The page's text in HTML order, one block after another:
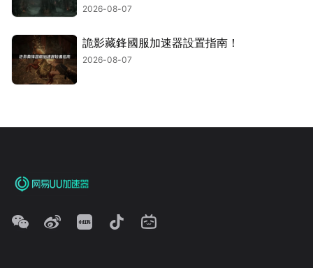
2026-08-07
詭影藏鋒國服加速器設置指南！
2026-08-07